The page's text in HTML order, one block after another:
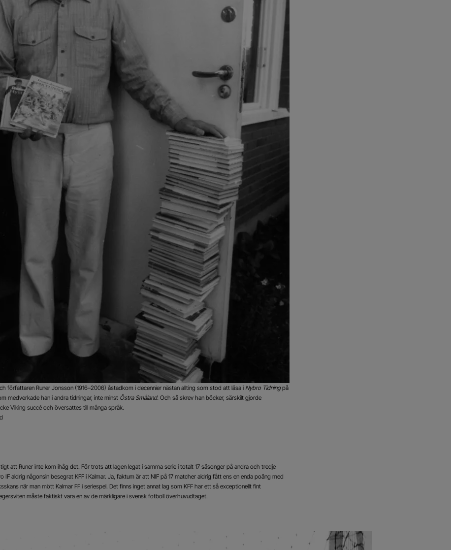
författaren Runer Jonsson (1916–2006) åstadkom i decennier nästan allting som stod att läsa i Nybro Tidningpå
medverkade han i andra tidningar, inte minst Östra Småland. Och så skrev han böcker, särskilt gjorde
Viking succé och översattes till många språk.
att Runer inte kom ihåg det. För trots att lagen legat i samma serie i totalt 17 säsonger på andra och tredje
IF aldrig någonsin besegrat KFF i Kalmar. Ja, faktum är att NIF på 17 matcher aldrig fått ens en enda poäng med
när man mött Kalmar FF i seriespel. Det finns inget annat lag som KFF har ett så exceptionellt fint
måste faktiskt vara en av de märkligare i svensk fotboll överhuvudtaget.